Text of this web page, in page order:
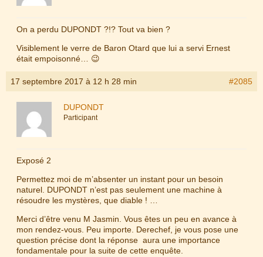
On a perdu DUPONDT ?!? Tout va bien ?
Visiblement le verre de Baron Otard que lui a servi Ernest
était empoisonné… 😉
17 septembre 2017 à 12 h 28 min #2085
DUPONDT
Participant
Exposé 2
Permettez moi de m’absenter un instant pour un besoin
naturel. DUPONDT n’est pas seulement une machine à
résoudre les mystères, que diable ! …
Merci d’être venu M Jasmin. Vous êtes un peu en avance à
mon rendez-vous. Peu importe. Derechef, je vous pose une
question précise dont la réponse aura une importance
fondamentale pour la suite de cette enquête.